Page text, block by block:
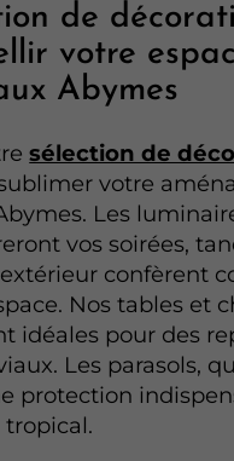
de
votre
Abymes
sélection de
votre
Les
vos soirées,
confèrent
Nos tables et
idéales pour des
Les parasols,
protection
tropical.